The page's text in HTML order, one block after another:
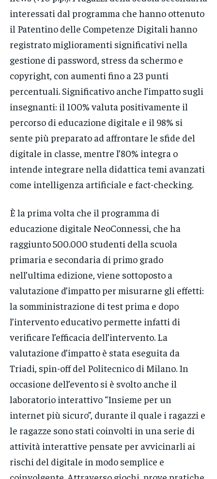
interessati dal programma che hanno ottenuto
il Patentino delle Competenze Digitali hanno
registrato miglioramenti significativi nella
gestione di password, stress da schermo e
copyright, con aumenti fino a 23 punti
percentuali. Significativo anche l’impatto sugli
insegnanti: il 100% valuta positivamente il
percorso di educazione digitale e il 98% si
sente più preparato ad affrontare le sfide del
digitale in classe, mentre l’80% integra o
intende integrare nella didattica temi avanzati
come intelligenza artificiale e fact-checking.
È la prima volta che il programma di
educazione digitale NeoConnessi, che ha
raggiunto 500.000 studenti della scuola
primaria e secondaria di primo grado
nell’ultima edizione, viene sottoposto a
valutazione d’impatto per misurarne gli effetti:
la somministrazione di test prima e dopo
l’intervento educativo permette infatti di
verificare l’efficacia dell’intervento. La
valutazione d’impatto è stata eseguita da
Triadi, spin-off del Politecnico di Milano. In
occasione dell’evento si è svolto anche il
laboratorio interattivo “Insieme per un
internet più sicuro”, durante il quale i ragazzi e
le ragazze sono stati coinvolti in una serie di
attività interattive pensate per avvicinarli ai
rischi del digitale in modo semplice e